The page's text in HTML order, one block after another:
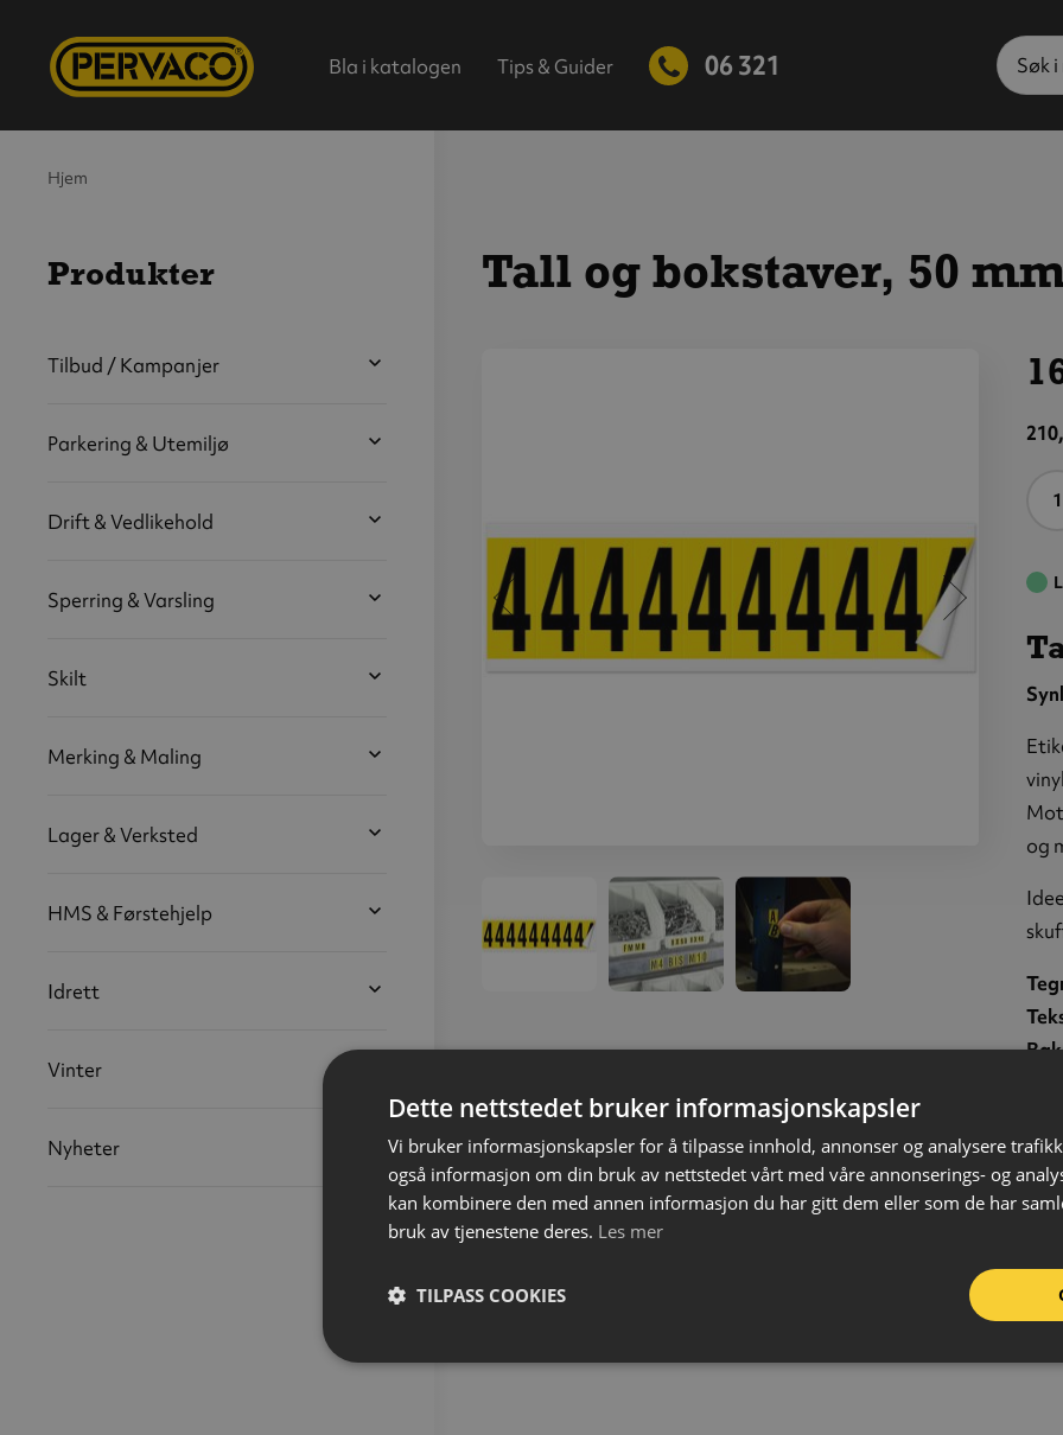
Bla i katalogen Tips & Guider 06 321
Søk
Tall og bokstaver, 50
tallet 4,
50 mm,
Tall og
50 mm,
tallet
og
Hjem
Produkter
Hjem
Tilbud / Kampanjer
Parkering & Utemiljø
Drift & Vedlikehold
Sperring & Varsling
Skilt
Merking & Maling
Lager & Verksted
HMS & Førstehjelp
Idrett
Vinter
Nyheter
Dette nettstedet bruker informasjonskapsler
Vi bruker informasjonskapsler for å tilpasse innhold, annonser og analysere
også informasjon om din bruk av nettstedet vårt med våre annonserings- og
kan kombinere den med annen informasjon du har gitt dem eller som de har
bruk av tjenestene deres. Les mer
TILPASS COOKIES